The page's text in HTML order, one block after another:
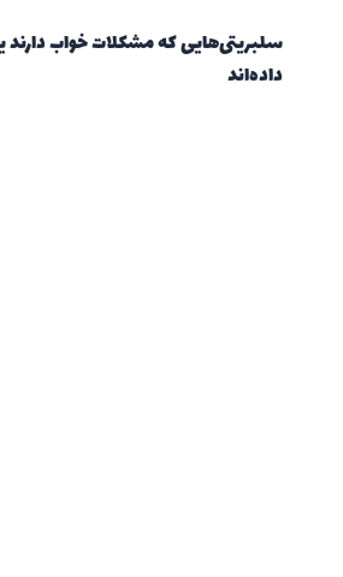
سلبریتی‌هایی که مشکلات خواب دارند
داده‌اند